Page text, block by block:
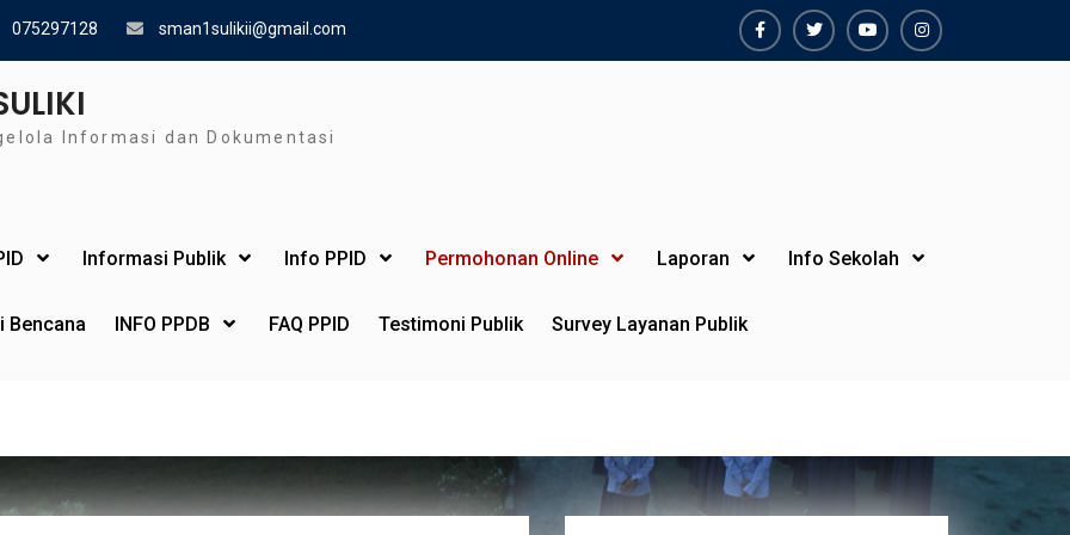
075297128 sman1sulikii@gmail.com
FacebookTwiterYoutubeInstagram
Informasi dan Dokumentasi
Informasi Publik Info PPID Permohonan Online Laporan Info Sekolah
Bencana INFO PPDB FAQ PPID Testimoni Publik Survey Layanan Publik